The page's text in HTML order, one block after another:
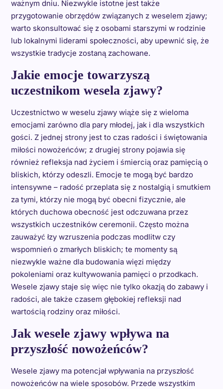
ważnym dniu. Niezwykle istotne jest także
przygotowanie obrzędów związanych z weselem zjawy;
warto skonsultować się z osobami starszymi w rodzinie
lub lokalnymi liderami społeczności, aby upewnić się, że
wszystkie tradycje zostaną zachowane.
Jakie emocje towarzyszą
uczestnikom wesela zjawy?
Uczestnictwo w weselu zjawy wiąże się z wieloma
emocjami zarówno dla pary młodej, jak i dla wszystkich
gości. Z jednej strony jest to czas radości i świętowania
miłości nowożeńców; z drugiej strony pojawia się
również refleksja nad życiem i śmiercią oraz pamięcią o
bliskich, którzy odeszli. Emocje te mogą być bardzo
intensywne – radość przeplata się z nostalgią i smutkiem
za tymi, którzy nie mogą być obecni fizycznie, ale
których duchowa obecność jest odczuwana przez
wszystkich uczestników ceremonii. Często można
zauważyć łzy wzruszenia podczas modlitw czy
wspomnień o zmarłych bliskich; te momenty są
niezwykle ważne dla budowania więzi między
pokoleniami oraz kultywowania pamięci o przodkach.
Wesele zjawy staje się więc nie tylko okazją do zabawy i
radości, ale także czasem głębokiej refleksji nad
wartością rodziny oraz miłości.
Jak wesele zjawy wpływa na
przyszłość nowożeńców?
Wesele zjawy ma potencjał wpływania na przyszłość
nowożeńców na wiele sposobów. Przede wszystkim